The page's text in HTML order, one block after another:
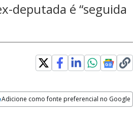
deputada é “seguida
Adicione como fonte preferencial no Google